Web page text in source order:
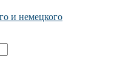
и немецкого